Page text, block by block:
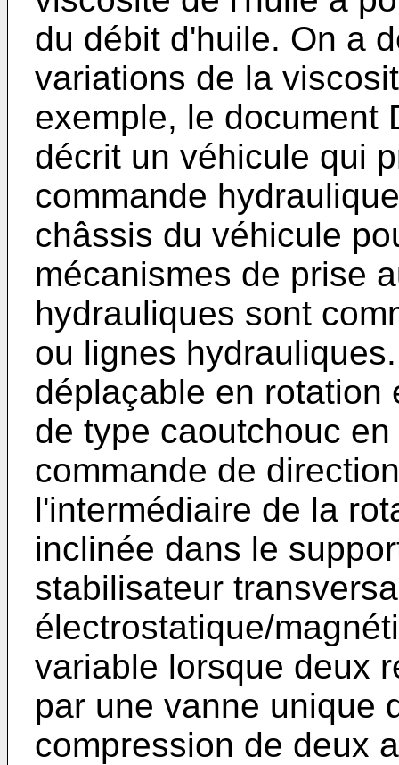
du débit d'huile. On a
variations de la
exemple, le document
décrit un véhicule qui
commande
châssis du véhicule
mécanismes de prise
hydrauliques sont
ou lignes
déplaçable en rotation
de type caoutchouc
commande de
l'intermédiaire de la
inclinée dans le
stabilisateur
électrostatique/
variable lorsque deux
par une vanne unique
compression de deux